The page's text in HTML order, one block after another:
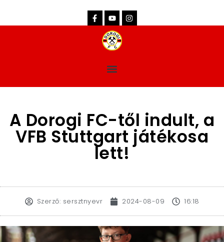
A Dorogi FC-től indult, a
VFB Stuttgart játékosa
lett!
Szerző: sersztnyevr 2024-08-09 16:18